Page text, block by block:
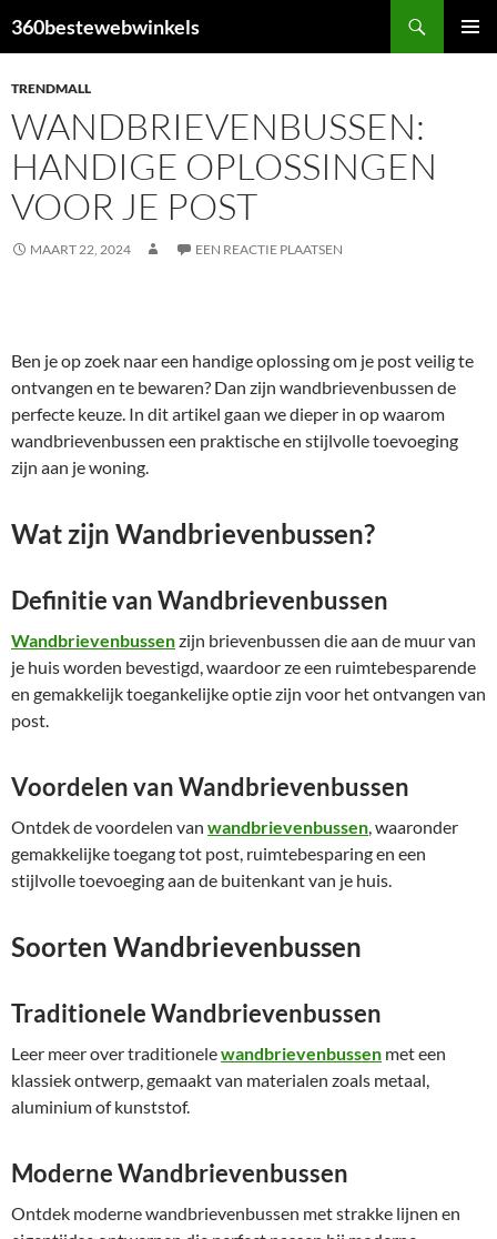
naar
inhoud
360bestewebwinkels
TRENDMALL
WANDBRIEVENBUSSEN:
HANDIGE OPLOSSINGEN
VOOR JE POST
MAART 22, 2024 EEN REACTIE PLAATSEN
Ben je op zoek naar een handige oplossing om je post veilig te
ontvangen en te bewaren? Dan zijn wandbrievenbussen de
perfecte keuze. In dit artikel gaan we dieper in op waarom
wandbrievenbussen een praktische en stijlvolle toevoeging
zijn aan je woning.
Wat zijn Wandbrievenbussen?
Definitie van Wandbrievenbussen
Wandbrievenbussenzijn brievenbussen die aan de muur van
je huis worden bevestigd, waardoor ze een ruimtebesparende
en gemakkelijk toegankelijke optie zijn voor het ontvangen van
post.
Voordelen van Wandbrievenbussen
Ontdek de voordelen van wandbrievenbussen, waaronder
gemakkelijke toegang tot post, ruimtebesparing en een
stijlvolle toevoeging aan de buitenkant van je huis.
Soorten Wandbrievenbussen
Traditionele Wandbrievenbussen
Leer meer over traditionelewandbrievenbussen met een
klassiek ontwerp, gemaakt van materialen zoals metaal,
aluminium of kunststof.
Moderne Wandbrievenbussen
Ontdek moderne wandbrievenbussen met strakke lijnen en